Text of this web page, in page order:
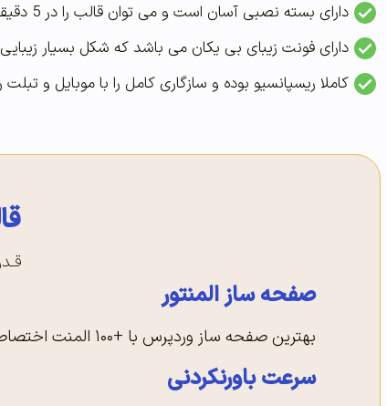
دارای بسته نصبی آسان است و می توان قالب را در 5 دقیقه نصب و را اندازی نمود
دارای فونت زیبای بی یکان می باشد که شکل بسیار
کاملا ریسپانسیو بوده و سازگاری کامل را با موبایل و تبلت
صفحه ساز المنتور
بهترین صفحه ساز وردپرس با +۱۰۰ المنت اختصاصی
سرعت باورنکردنی